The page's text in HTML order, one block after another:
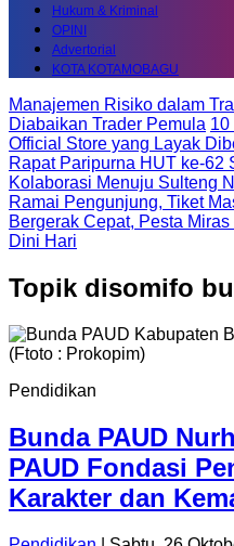
Hukum & Kriminal
OPINI
Advertorial
KOTA KOTAMOBAGU
Manajemen Risiko dalam
Diabaikan Trader Pemula 10
Official Store yang Layak
Rapat Paripurna HUT ke-62
Kolaborasi Menuju Sulteng
Ramai Pengunjung, Tiket
Bergerak Cepat, Pesta
Dini Hari
Topik disomifo
Pendidikan
Bunda PAUD
PAUD Fondasi
Karakter dan